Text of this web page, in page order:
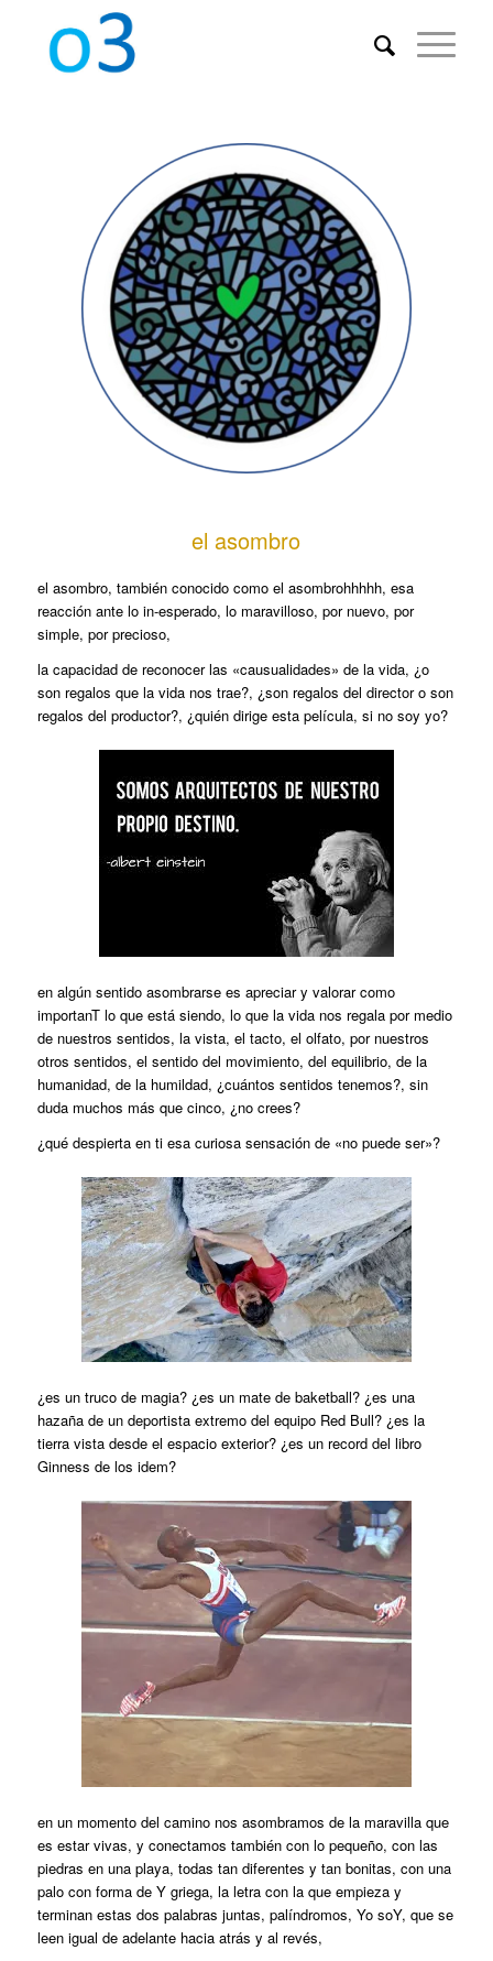
el asombro
el asombro, también conocido como el asombrohhhhh, esa
reacción ante lo in-esperado, lo maravilloso, por nuevo, por
simple, por precioso,
la capacidad de reconocer las «causualidades» de la vida, ¿o
son regalos que la vida nos trae?, ¿son regalos del director o son
regalos del productor?, ¿quién dirige esta película, si no soy yo?
en algún sentido asombrarse es apreciar y valorar como
importanT lo que está siendo, lo que la vida nos regala por medio
de nuestros sentidos, la vista, el tacto, el olfato, por nuestros
otros sentidos, el sentido del movimiento, del equilibrio, de la
humanidad, de la humildad, ¿cuántos sentidos tenemos?, sin
duda muchos más que cinco, ¿no crees?
¿qué despierta en ti esa curiosa sensación de «no puede ser»?
¿es un truco de magia? ¿es un mate de baketball? ¿es una
hazaña de un deportista extremo del equipo Red Bull? ¿es la
tierra vista desde el espacio exterior? ¿es un record del libro
Ginness de los idem?
en un momento del camino nos asombramos de la maravilla que
es estar vivas, y conectamos también con lo pequeño, con las
piedras en una playa, todas tan diferentes y tan bonitas, con una
palo con forma de Y griega, la letra con la que empieza y
terminan estas dos palabras juntas, palíndromos, Yo soY, que se
leen igual de adelante hacia atrás y al revés,